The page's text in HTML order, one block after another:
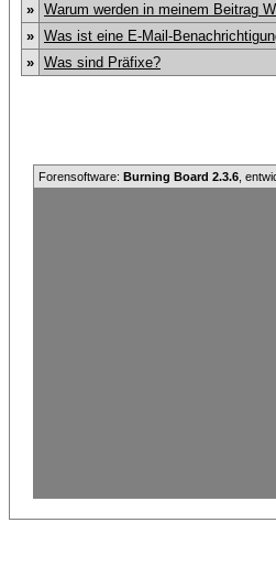
» Warum werden in meinem Beitrag
» Was ist eine E-Mail-
» Was sind Präfixe?
Forensoftware: Burning Board 2.3.6 ,